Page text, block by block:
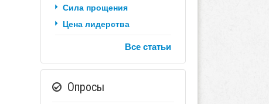
Сила прощения
Цена лидерства
Все статьи
Опросы